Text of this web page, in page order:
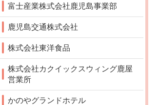
富士産業株式会社鹿児島事業部
鹿児島交通株式会社
株式会社東洋食品
株式会社カクイックスウィング鹿屋
営業所
かのやグランドホテル